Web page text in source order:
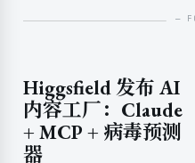
Higgsfield 发布 AI
内容工厂：Claude
+ MCP + 病毒预测
器